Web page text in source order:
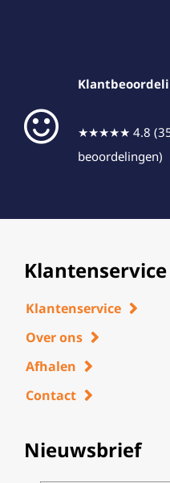
★★★★★ 4.8
beoordelingen)
Klantenservice
Klantenservice
Over ons
Afhalen
Contact
Nieuwsbrief